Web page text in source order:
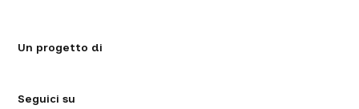
Un progetto di
Seguici su